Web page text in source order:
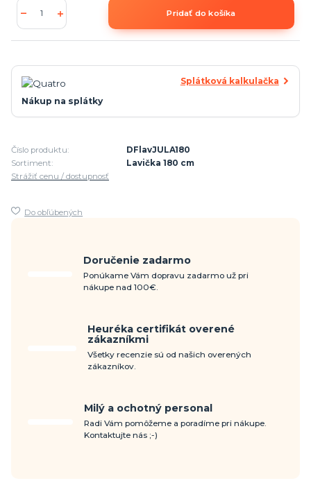
Pridať do košíka
Splátková kalkulačka
Nákup na splátky
Číslo produktu:
DFlavJULA180
Sortiment:
Lavička 180 cm
Strážiť cenu / dostupnosť
Do obľúbených
Doručenie zadarmo
Ponúkame Vám dopravu zadarmo už pri
nákupe nad 100€.
Heuréka certifikát overené
zákazníkmi
Všetky recenzie sú od našich overených
zákazníkov.
Milý a ochotný personal
Radi Vám pomôžeme a poradíme pri nákupe.
Kontaktujte nás ;-)